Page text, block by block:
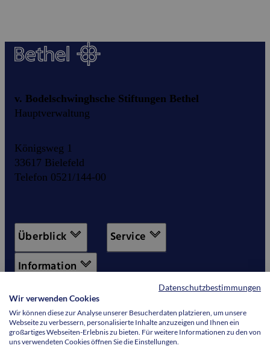
v. Bodelschwinghsche Stiftungen Bethel
Hauptverwaltung
Königsweg 1
33617 Bielefeld
Telefon 0521/144-00
Überblick
Service
Information
Datenschutzbestimmungen
Wir verwenden Cookies
Wir können diese zur Analyse unserer Besucherdaten platzieren, um unsere
Webseite zu verbessern, personalisierte Inhalte anzuzeigen und Ihnen ein
großartiges Webseiten-Erlebnis zu bieten. Für weitere Informationen zu den von
uns verwendeten Cookies öffnen Sie die Einstellungen.